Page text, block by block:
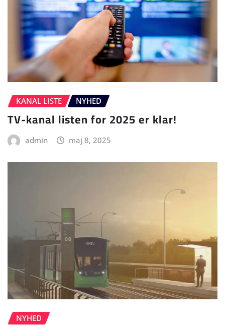
KANAL LISTE NYHED
TV-kanal listen for 2025 er klar!
admin maj 8, 2025
NYHED